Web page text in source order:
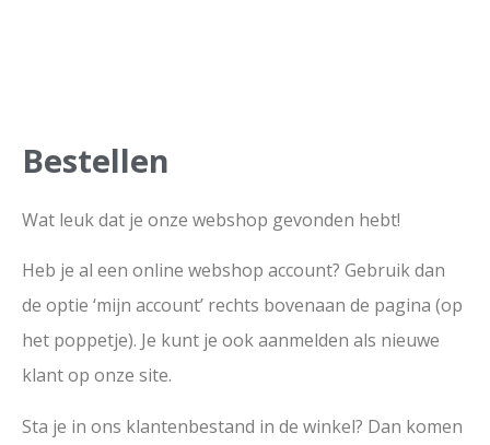
Bestellen
Wat leuk dat je onze webshop gevonden hebt!
Heb je al een online webshop account? Gebruik dan
de optie ‘mijn account’ rechts bovenaan de pagina (op
het poppetje). Je kunt je ook aanmelden als nieuwe
klant op onze site.
Sta je in ons klantenbestand in de winkel? Dan komen